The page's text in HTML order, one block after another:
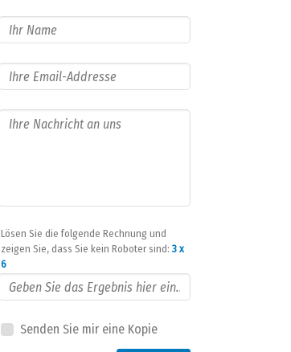
Lösen Sie die folgende Rechnung und
zeigen Sie, dass Sie kein Roboter sind: 3 x
6
Senden Sie mir eine Kopie